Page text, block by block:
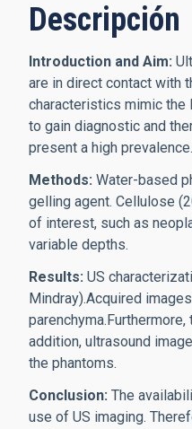
Descripción
Introduction and Aim:
are in direct contact with
characteristics mimic the
to gain diagnostic and
present a high prevalence.
Methods: Water-based
gelling agent. Cellulose
of interest, such as
variable depths.
Results: US
Mindray).Acquired
addition, ultrasound
the phantoms.
Conclusion: The
use of US imaging.